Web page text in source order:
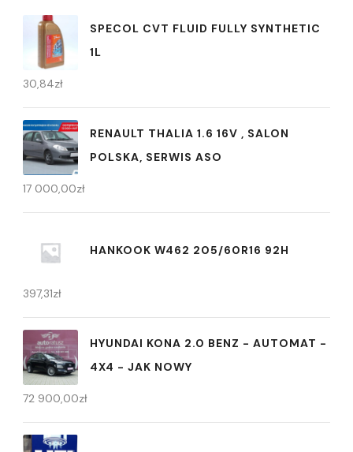
SPECOL CVT FLUID FULLY SYNTHETIC
1L
30,84zł
RENAULT THALIA 1.6 16V , SALON
POLSKA, SERWIS ASO
17 000,00zł
HANKOOK W462 205/60R16 92H
397,31zł
HYUNDAI KONA 2.0 BENZ - AUTOMAT -
4X4 - JAK NOWY
72 900,00zł